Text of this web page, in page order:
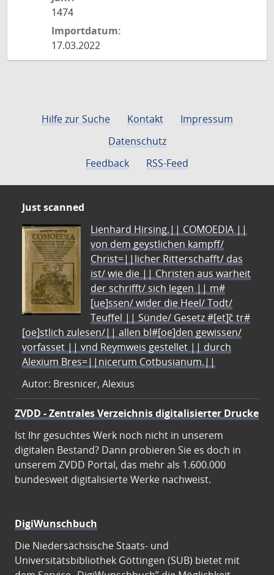
1474
Importdatum:
17.03.2022
Hilfe zur Suche Kontakt
Impressum
Datenschutz
Feedback
RSS-Feed
Just scanned
Lienhard Hirsing.|| COMOEDIA ||
von dem geystlichen kampff/
Christ=||licher Ritterschafft/ das
ist/ wie die || Christen aus warheit
der schrifft/ sich legen || m#
[ue]ssen/ wider die Heel/ Todt/
Teuffel || Sünde/ Gesetz #[et]c̃ tr#
[oe]stlich zulesen/|| allen bl#[oe]den gewissen/
vorfasset || vnd Reymweis gestellet || durch
Alexium Bres=||nicerum Cotbusianum.||
Autor: Bresnicer, Alexius
ZVDD - Zentrales Verzeichnis digitalisierter Drucke
Ist Ihr gesuchtes Werk noch nicht in unserem
digitalen Bestand? Dann probieren Sie es doch in
unserem ZVDD Portal, das mehr als 1.600.000
bundesweit digitalisierte Werke nachweist.
DigiWunschbuch
Die Niedersächsische Staats- und
Universitätsbibliothek Göttingen (SUB) bietet mit